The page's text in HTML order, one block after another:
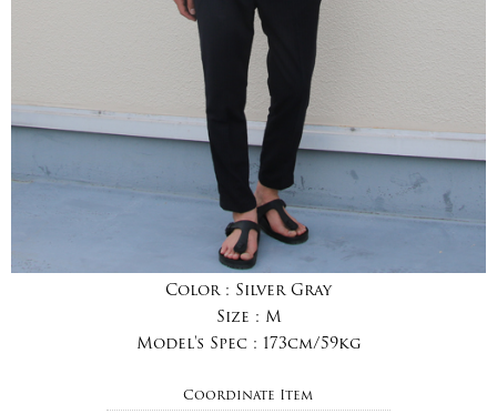
Color : Silver Gray
Size : M
Model's Spec : 173cm/59kg
Coordinate Item